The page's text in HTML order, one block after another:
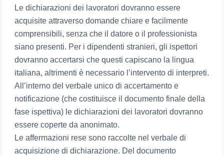
Le dichiarazioni dei lavoratori dovranno essere
acquisite attraverso domande chiare e facilmente
comprensibili, senza che il datore o il professionista
siano presenti. Per i dipendenti stranieri, gli ispettori
dovranno accertarsi che questi capiscano la lingua
italiana, altrimenti è necessario l’intervento di interpreti.
All’interno del verbale unico di accertamento e
notificazione (che costituisce il documento finale della
fase ispettiva) le dichiarazioni dei lavoratori dovranno
essere coperte da anonimato.
Le affermazioni rese sono raccolte nel verbale di
acquisizione di dichiarazione. Del documento